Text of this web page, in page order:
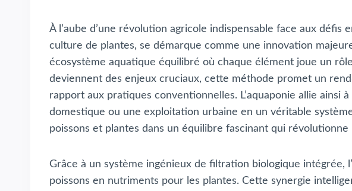
À l’aube d’une révolution agricole indispensable face aux
culture de plantes, se démarque comme une innovation
écosystème aquatique équilibré où chaque élément joue un
deviennent des enjeux cruciaux, cette méthode promet un
rapport aux pratiques conventionnelles. L’aquaponie allie
domestique ou une exploitation urbaine en un véritable
poissons et plantes dans un équilibre fascinant qui
Grâce à un système ingénieux de filtration biologique intégrée,
poissons en nutriments pour les plantes. Cette synergie